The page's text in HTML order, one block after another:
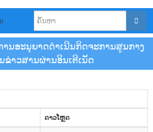
ານອະນຸຍາດດຳເນີນກິດຈະການສູນກາງ
ຂ່າວສານຜ່ານອິນເຕີເນັດ
ດາວ​ໂຫຼດ